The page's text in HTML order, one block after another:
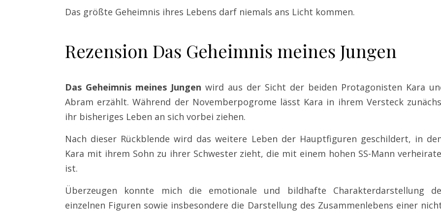
Das größte Geheimnis ihres Lebens darf niemals ans Licht kommen.
Rezension Das Geheimnis meines Jungen
Das Geheimnis meines Jungen wird aus der Sicht der beiden Protagonisten Kara
Abram erzählt. Während der Novemberpogrome lässt Kara in ihrem Versteck
ihr bisheriges Leben an sich vorbei ziehen.
Nach dieser Rückblende wird das weitere Leben der Hauptfiguren geschildert, in
Kara mit ihrem Sohn zu ihrer Schwester zieht, die mit einem hohen SS-Mann
ist.
Überzeugen konnte mich die emotionale und bildhafte Charakterdarstellung
einzelnen Figuren sowie insbesondere die Darstellung des Zusammenlebens einer